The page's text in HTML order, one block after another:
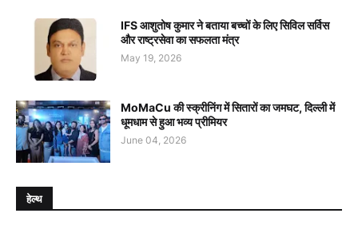
IFS आशुतोष कुमार ने बताया बच्चों के लिए सिविल सर्विस
और राष्ट्रसेवा का सफलता मंत्र
May 19, 2026
MoMaCu की स्क्रीनिंग में सितारों का जमघट, दिल्ली में
धूमधाम से हुआ भव्य प्रीमियर
June 04, 2026
हेल्थ